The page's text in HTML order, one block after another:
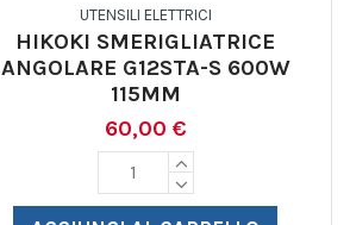
UTENSILI ELETTRICI
HIKOKI SMERIGLIATRICE
ANGOLARE G12STA-S 600W
115MM
60,00 €